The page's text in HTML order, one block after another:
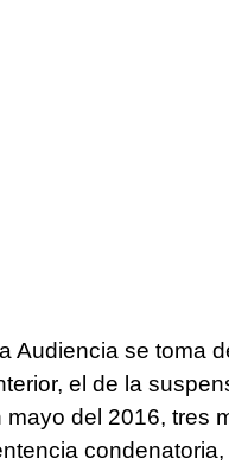
Audiencia se toma
el de la
del 2016, tres